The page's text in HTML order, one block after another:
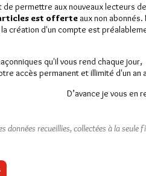
permettre aux nouveaux lecteurs de
est offerte aux non abonnés.
création d'un compte est
qu'il vous rend chaque jour,
accès permanent et illimité d'un an
D’avance je vous en
recueillies, collectées à la seule